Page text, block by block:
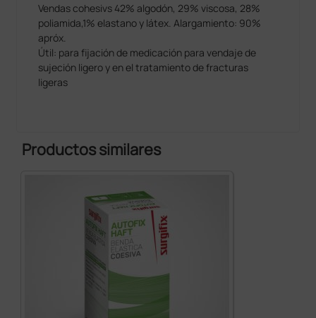
Vendas cohesivs 42% algodón, 29% viscosa, 28%
poliamida,1% elastano y látex. Alargamiento: 90%
apróx.
Útil: para fijación de medicación para vendaje de
sujeción ligero y en el tratamiento de fracturas
ligeras
Productos similares